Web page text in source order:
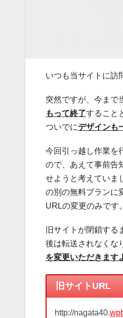
いつも当サイトに訪
突然ですが、今まで
もって終了すること
ついでにデザインも
今回引っ越し作業を
ので、あえて事前告
せようと考えていま
の別の無料プランに
URLの変更のみです。
旧サイトが閉鎖す
後は転送されなくな
を変更いただきます
旧サイトURL
http://nagata40.